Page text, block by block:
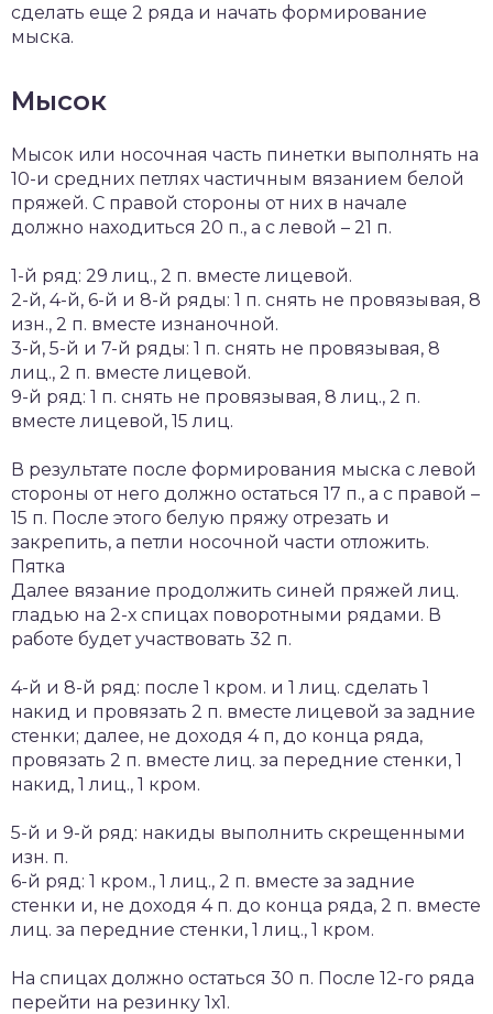
сделать еще 2 ряда и начать формирование
мыска.
Мысок
Мысок или носочная часть пинетки выполнять на
10-и средних петлях частичным вязанием белой
пряжей. С правой стороны от них в начале
должно находиться 20 п., а с левой – 21 п.
1-й ряд: 29 лиц., 2 п. вместе лицевой.
2-й, 4-й, 6-й и 8-й ряды: 1 п. снять не провязывая, 8
изн., 2 п. вместе изнаночной.
3-й, 5-й и 7-й ряды: 1 п. снять не провязывая, 8
лиц., 2 п. вместе лицевой.
9-й ряд: 1 п. снять не провязывая, 8 лиц., 2 п.
вместе лицевой, 15 лиц.
В результате после формирования мыска с левой
стороны от него должно остаться 17 п., а с правой –
15 п. После этого белую пряжу отрезать и
закрепить, а петли носочной части отложить.
Пятка
Далее вязание продолжить синей пряжей лиц.
гладью на 2-х спицах поворотными рядами. В
работе будет участвовать 32 п.
4-й и 8-й ряд: после 1 кром. и 1 лиц. сделать 1
накид и провязать 2 п. вместе лицевой за задние
стенки; далее, не доходя 4 п, до конца ряда,
провязать 2 п. вместе лиц. за передние стенки, 1
накид, 1 лиц., 1 кром.
5-й и 9-й ряд: накиды выполнить скрещенными
изн. п.
6-й ряд: 1 кром., 1 лиц., 2 п. вместе за задние
стенки и, не доходя 4 п. до конца ряда, 2 п. вместе
лиц. за передние стенки, 1 лиц., 1 кром.
На спицах должно остаться 30 п. После 12-го ряда
перейти на резинку 1х1.